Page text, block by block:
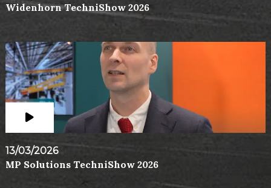
Widenhorn TechniShow 2026
13/03/2026
MP Solutions TechniShow 2026